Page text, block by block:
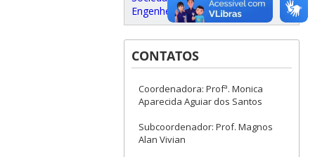
Engenheiros Florestais
CONTATOS
Coordenadora: Profª. Monica
Aparecida Aguiar dos Santos
Subcoordenador: Prof. Magnos
Alan Vivian